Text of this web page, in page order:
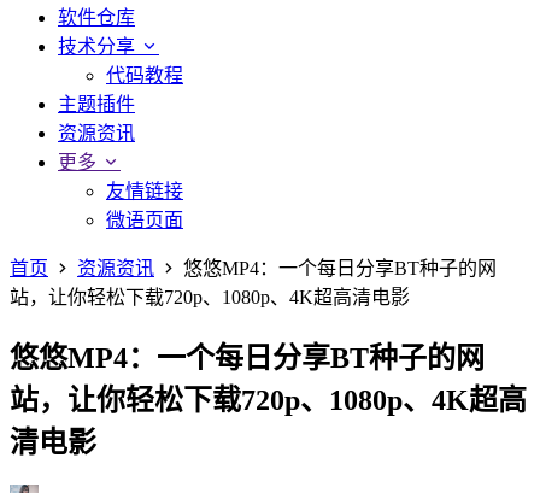
软件仓库
技术分享
代码教程
主题插件
资源资讯
更多
友情链接
微语页面
首页 资源资讯
悠悠MP4：一个每日分享BT种子的网
站，让你轻松下载720p、1080p、4K超高清电影
悠悠MP4：一个每日分享BT种子的网
站，让你轻松下载720p、1080p、4K超高
清电影